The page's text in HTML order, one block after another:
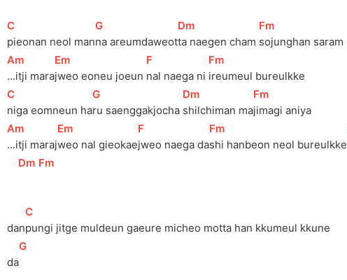
[
C
pieonan neol man
[
G
na areumdaweot
[Dm
ta naegen cham
[Fm
sojunghan saram
[
Am
...itji mara
[Em
jweo eoneu joeun
[F
nal naega ni
[Fm
ireumeul bureulkke
[
C
niga eomneun ha
[
G
ru saenggakjocha
[Dm
shilchiman ma
[Fm
jimagi aniya
[
Am
...itji maraj
[Em
weo nal gieokae
[F
jweo naega da
[Fm
shi hanbeon neol bureulkke
[Dm ][Fm
dan
[
C
pungi jitge muldeun gaeure micheo motta han kkumeul kkune
da
[
G